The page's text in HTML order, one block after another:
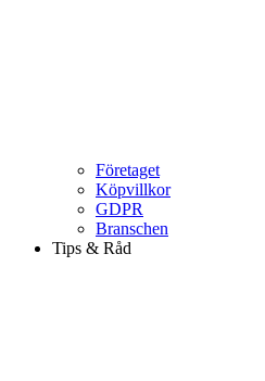
Företaget
Köpvillkor
GDPR
Branschen
Tips & Råd